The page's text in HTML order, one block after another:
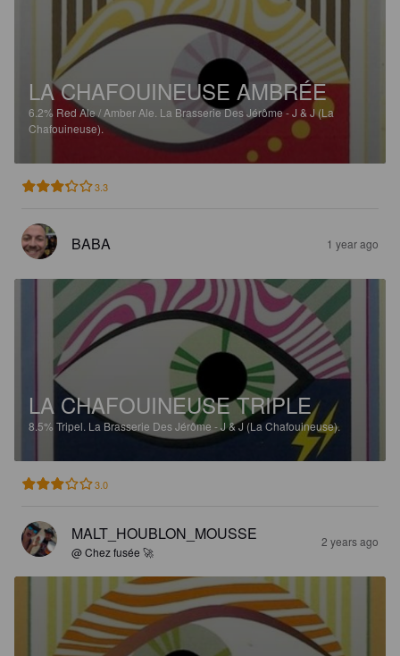
LA CHAFOUINEUSE AMBRÉE
6.2% Red Ale / Amber Ale. La Brasserie Des Jérôme - J & J (La
Chafouineuse).
3.3
BABA 1 year ago
LA CHAFOUINEUSE TRIPLE
8.5% Tripel. La Brasserie Des Jérôme - J & J (La Chafouineuse).
3.0
MALT_HOUBLON_MOUSSE
@ Chez fusée 🚀
2 years ago